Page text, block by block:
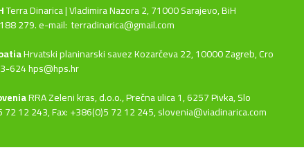
Terra Dinarica | Vladimira Nazora 2, 71000 Sarajevo, BiH
279. e-mail:terradinarica@gmail.com
Hrvatski planinarski savez Kozarčeva 22, 10000 Zagreb, Cro
624 hps@hps.hr
RRA Zeleni kras, d.o.o.,Prečna ulica 1, 6257 Pivka, Slo
72 12 243, Fax: +386(0)5 72 12 245,slovenia@viadinarica.com